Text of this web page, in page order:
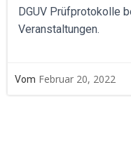
DGUV Prüfprotokolle
Veranstaltungen.
Vom Februar 20, 2022